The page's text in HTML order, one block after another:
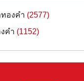
องคำ (2577)
คำ (1152)